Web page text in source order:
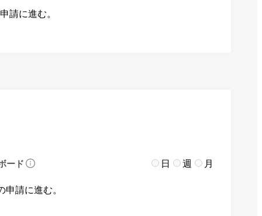
請に進む。
ード 日 週 月
請に進む。